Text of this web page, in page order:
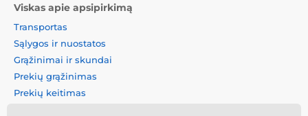
Viskas apie apsipirkimą
Transportas
Sąlygos ir nuostatos
Grąžinimai ir skundai
Prekių grąžinimas
Prekių keitimas